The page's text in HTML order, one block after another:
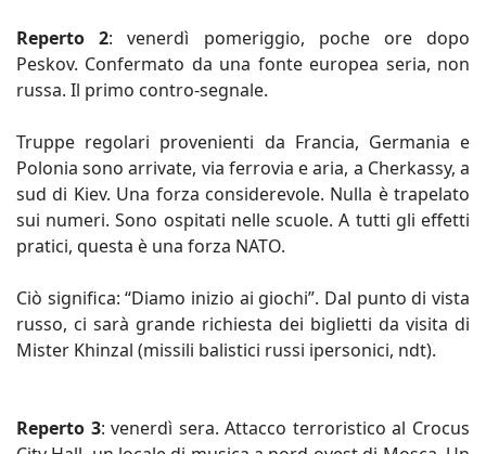
Reperto 2: venerdì pomeriggio, poche ore dopo
Peskov. Confermato da una fonte europea seria, non
russa. Il primo contro-segnale.
Truppe regolari provenienti da Francia, Germania e
Polonia sono arrivate, via ferrovia e aria, a Cherkassy, a
sud di Kiev. Una forza considerevole. Nulla è trapelato
sui numeri. Sono ospitati nelle scuole. A tutti gli effetti
pratici, questa è una forza NATO.
Ciò significa: “Diamo inizio ai giochi”. Dal punto di vista
russo, ci sarà grande richiesta dei biglietti da visita di
Mister Khinzal (missili balistici russi ipersonici, ndt).
Reperto 3: venerdì sera. Attacco terroristico al Crocus